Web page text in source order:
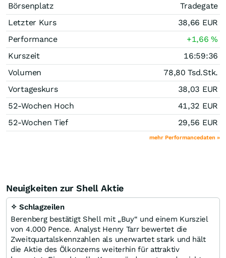
Börsenplatz
Tradegate
Letzter Kurs
38,66 EUR
Performance
+1,66%
Kurszeit
16:59:36
Volumen
78,80 Tsd.Stk.
Vortageskurs
38,03 EUR
52-Wochen Hoch
41,32 EUR
52-Wochen Tief
29,56 EUR
mehr Performancedaten »
Neuigkeiten zur Shell Aktie
✧ Schlagzeilen
Berenberg bestätigt Shell mit „Buy“ und einem Kursziel
von 4.000 Pence. Analyst Henry Tarr bewertet die
Zweitquartalskennzahlen als unerwartet stark und hält
die Aktie des Ölkonzerns weiterhin für attraktiv